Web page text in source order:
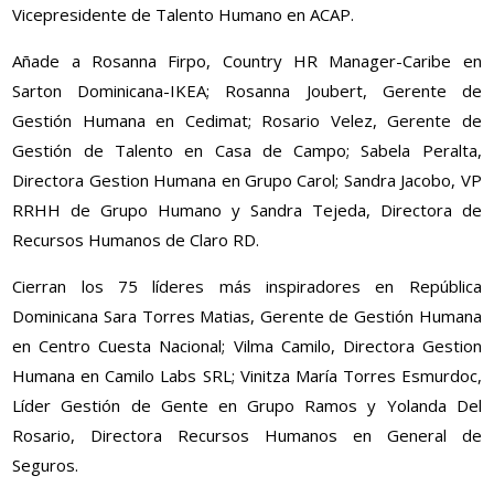
Vicepresidente de Talento Humano en ACAP.
Añade a Rosanna Firpo, Country HR Manager-Caribe en
Sarton Dominicana-IKEA; Rosanna Joubert, Gerente de
Gestión Humana en Cedimat; Rosario Velez, Gerente de
Gestión de Talento en Casa de Campo; Sabela Peralta,
Directora Gestion Humana en Grupo Carol; Sandra Jacobo, VP
RRHH de Grupo Humano y Sandra Tejeda, Directora de
Recursos Humanos de Claro RD.
Cierran los 75 líderes más inspiradores en República
Dominicana Sara Torres Matias, Gerente de Gestión Humana
en Centro Cuesta Nacional; Vilma Camilo, Directora Gestion
Humana en Camilo Labs SRL; Vinitza María Torres Esmurdoc,
Líder Gestión de Gente en Grupo Ramos y Yolanda Del
Rosario, Directora Recursos Humanos en General de
Seguros.